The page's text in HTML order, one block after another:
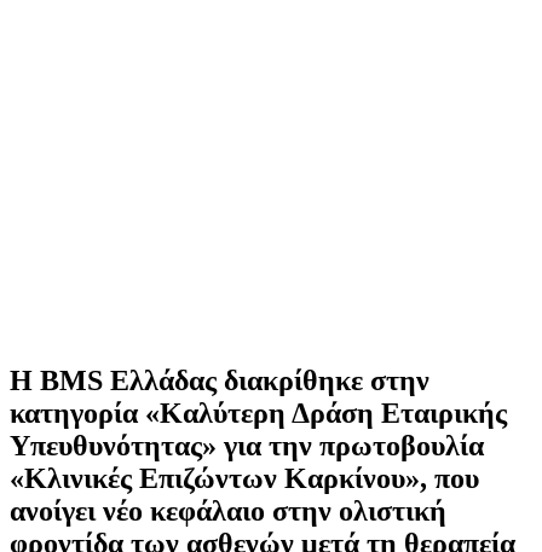
Η BMS Ελλάδας διακρίθηκε στην
κατηγορία «Καλύτερη Δράση Εταιρικής
Υπευθυνότητας» για την πρωτοβουλία
«Κλινικές Επιζώντων Καρκίνου», που
ανοίγει νέο κεφάλαιο στην ολιστική
φροντίδα των ασθενών μετά τη θεραπεία